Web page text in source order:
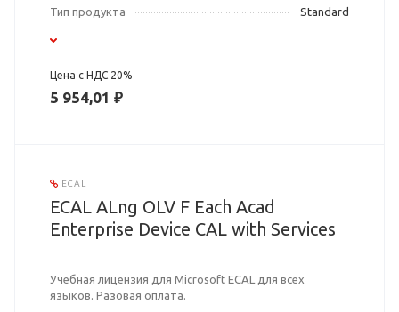
Тип продукта Standard
Цена с НДС 20%
5 954,01 ₽
ECAL
ECAL ALng OLV F Each Acad
Enterprise Device CAL with Services
Учебная лицензия для Microsoft ECAL для всех
языков. Разовая оплата.